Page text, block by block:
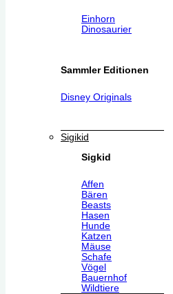
Einhorn
Dinosaurier
Sammler Editionen
Disney Originals
Sigikid
Sigkid
Affen
Bären
Beasts
Hasen
Hunde
Katzen
Mäuse
Schafe
Vögel
Bauernhof
Wildtiere